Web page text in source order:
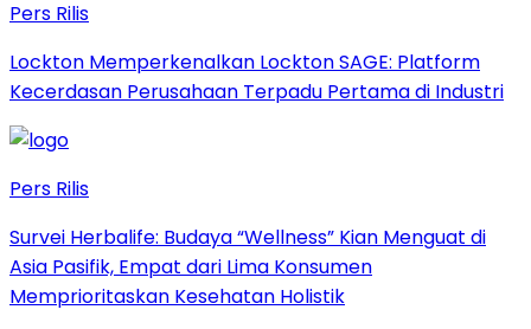
Pers Rilis
Lockton Memperkenalkan Lockton SAGE: Platform
Kecerdasan Perusahaan Terpadu Pertama di Industri
Pers Rilis
Survei Herbalife: Budaya “Wellness” Kian Menguat di
Asia Pasifik, Empat dari Lima Konsumen
Memprioritaskan Kesehatan Holistik